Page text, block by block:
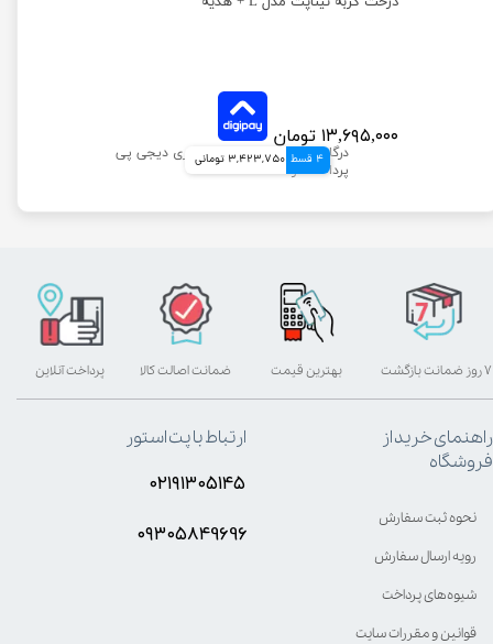
۱۳,۶۹۵,۰۰۰ تومان
4 قسط 3,423,750 تومانی
بهترین قیمت پرداخت آنلاین ۷ روز ضمانت بازگشت ضمانت اصالت کالا
راهنمای خرید از
فروشگاه
نحوه ثبت سفارش
رویه ارسال سفارش
شیوه‌های پرداخت
قوانین و مقررات سایت
ارتباط با پت استور
۰۲۱۹۱۳۰۵۱۴۵
۰۹۳۰۵8۴9696